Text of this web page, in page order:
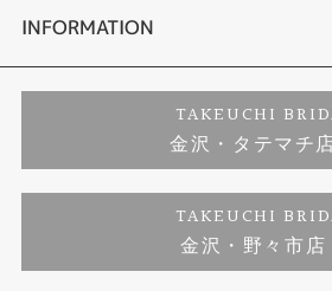
セットリング
婚約ネックレス
ダイヤモンド
ジュエリーリフォーム
お客様の声
プロポーズサポート
ブランドリスト
福井指輪工房｜手作りペアリング
会社概要
お客様の声
INFORMATION
プライバシーポリシー
TAKEUCHI
金沢・タテマチ
TAKEUCHI
金沢・野々市店